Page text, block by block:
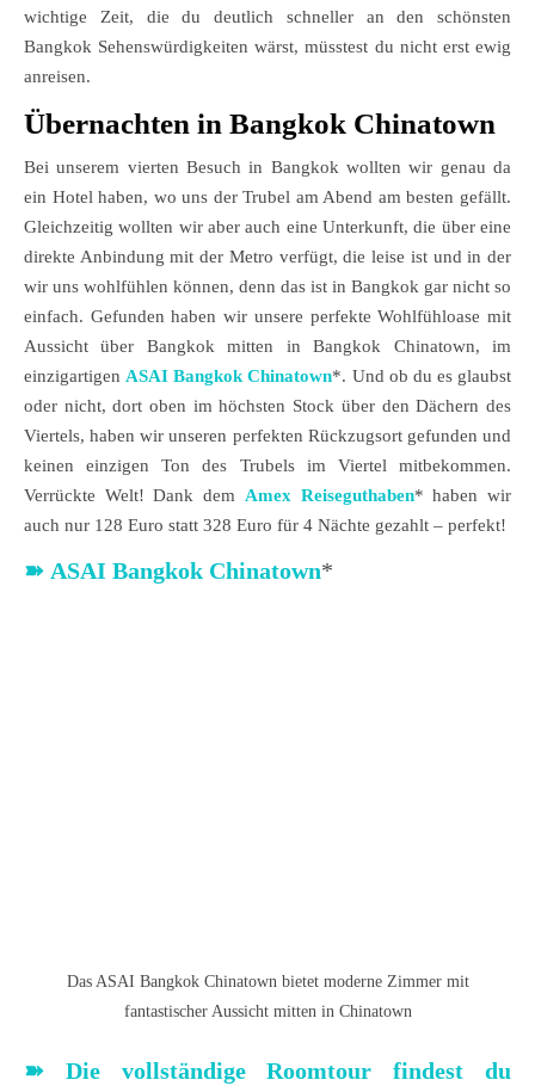
wichtige Zeit, die du deutlich schneller an den schönsten
Bangkok Sehenswürdigkeiten wärst, müsstest du nicht erst ewig
anreisen.
Übernachten in Bangkok Chinatown
Bei unserem vierten Besuch in Bangkok wollten wir genau da
ein Hotel haben, wo uns der Trubel am Abend am besten gefällt.
Gleichzeitig wollten wir aber auch eine Unterkunft, die über eine
direkte Anbindung mit der Metro verfügt, die leise ist und in der
wir uns wohlfühlen können, denn das ist in Bangkok gar nicht so
einfach. Gefunden haben wir unsere perfekte Wohlfühloase mit
Aussicht über Bangkok mitten in Bangkok Chinatown, im
einzigartigenASAI Bangkok Chinatown*. Und ob du es glaubst
oder nicht, dort oben im höchsten Stock über den Dächern des
Viertels, haben wir unseren perfekten Rückzugsort gefunden und
keinen einzigen Ton des Trubels im Viertel mitbekommen.
Verrückte Welt! Dank dem Amex Reiseguthaben* haben wir
auch nur 128 Euro statt 328 Euro für 4 Nächte gezahlt – perfekt!
➽ ASAI Bangkok Chinatown*
Das ASAI Bangkok Chinatown bietet moderne Zimmer mit
fantastischer Aussicht mitten in Chinatown
➽
Die vollständige Roomtour findest du